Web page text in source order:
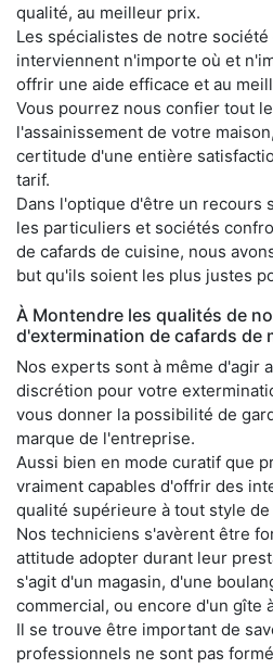
qualité, au meilleur prix.
Les spécialistes de notre
interviennent n'importe où et
offrir une aide efficace et au
Vous pourrez nous confier tout
l'assainissement de votre
certitude d'une entière
tarif.
Dans l'optique d'être un recours
les particuliers et sociétés
de cafards de cuisine, nous
but qu'ils soient les plus justes
À Montendre les qualités de
d'extermination de cafards de
Nos experts sont à même d'agir
discrétion pour votre
vous donner la possibilité de
marque de l'entreprise.
Aussi bien en mode curatif que
vraiment capables d'offrir des
qualité supérieure à tout style
Nos techniciens s'avèrent être
attitude adopter durant leur
s'agit d'un magasin, d'une
commercial, ou encore d'un gîte
Il se trouve être important de
professionnels ne sont pas